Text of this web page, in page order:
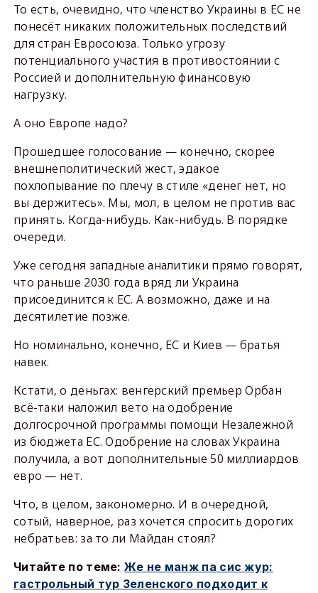
То есть, очевидно, что членство Украины в ЕС не
понесёт никаких положительных последствий
для стран Евросоюза. Только угрозу
потенциального участия в противостоянии с
Россией и дополнительную финансовую
нагрузку.
А оно Европе надо?
Прошедшее голосование — конечно, скорее
внешнеполитический жест, эдакое
похлопывание по плечу в стиле «денег нет, но
вы держитесь». Мы, мол, в целом не против вас
принять. Когда-нибудь. Как-нибудь. В порядке
очереди.
Уже сегодня западные аналитики прямо говорят,
что раньше 2030 года вряд ли Украина
присоединится к ЕС. А возможно, даже и на
десятилетие позже.
Но номинально, конечно, ЕС и Киев — братья
навек.
Кстати, о деньгах: венгерский премьер Орбан
всё-таки наложил вето на одобрение
долгосрочной программы помощи Незалежной
из бюджета ЕС. Одобрение на словах Украина
получила, а вот дополнительные 50 миллиардов
евро — нет.
Что, в целом, закономерно. И в очередной,
сотый, наверное, раз хочется спросить дорогих
небратьев: за то ли Майдан стоял?
Читайте по теме:Же не манж па сис жур:
гастрольный тур Зеленского подходит к